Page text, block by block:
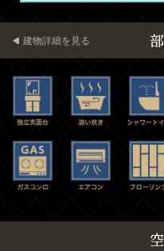
建物詳細を見る